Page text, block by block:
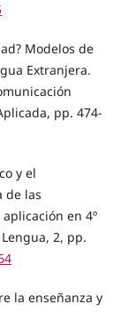
Modelos de
Extranjera.
pp. 474-
y el
de las
en 4º
Lengua, 2, pp.
la enseñanza y